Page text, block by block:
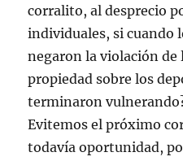
corralito, al desprecio
individuales, si cuando
negaron la violación de
propiedad sobre los
terminaron
Evitemos el próximo
todavía oportunidad,